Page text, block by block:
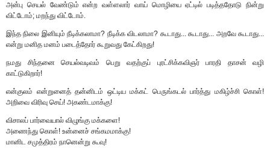
அன்பு செயல் வேண்டும் என்ற வள்ளலார் வாய் மொழியை ஏட்டில் படித்ததோடு நின்று
விட்டோம்; மறந்து விட்டோம்.
இந்த நிலை இனியும் நீடிக்கலாமா? நீடிக்க விடலாமா? கூடாது... கூடாது... அறவே கூடாது...
என்று மனித மனம் படைத்தோர் கூறுவது கேட்கிறது!
நமது சிந்தனை செயல்வடிவம் பெறு வதற்குப் புரட்சிக்கவிஞர் பாரதி தாசன் வழி
காட்டுகிறார்!
என்குலம் என்றுனைத் தன்னிடம் ஒட்டிய மக்கட் பெருங்கடல் பார்த்து மகிழ்ச்சி கொள்!
அறிவை விரிவு செய்! அகண்டமாக்கு!
விசாலப் பார்வையால் விழுங்கு மக்களை!
அணைந்து கொள்! உன்னைச் சங்கமமாக்கு!
மானிட சமுத்திரம் நானென்று கூவு!